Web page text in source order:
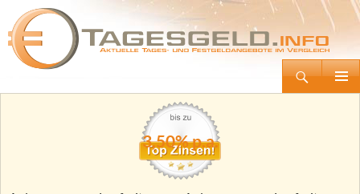
Tagesgeld.info – Tagesgeldkonten vergleichen und Tagesgeld-Zinsen berechnen
Zum
3,50% p.a.